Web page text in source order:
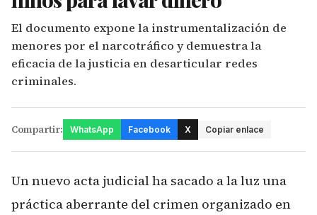
El documento expone la instrumentalización de
menores por el narcotráfico y demuestra la
eficacia de la justicia en desarticular redes
criminales.
Compartir: WhatsApp Facebook X Copiar enlace
Un nuevo acta judicial ha sacado a la luz una
práctica aberrante del crimen organizado en